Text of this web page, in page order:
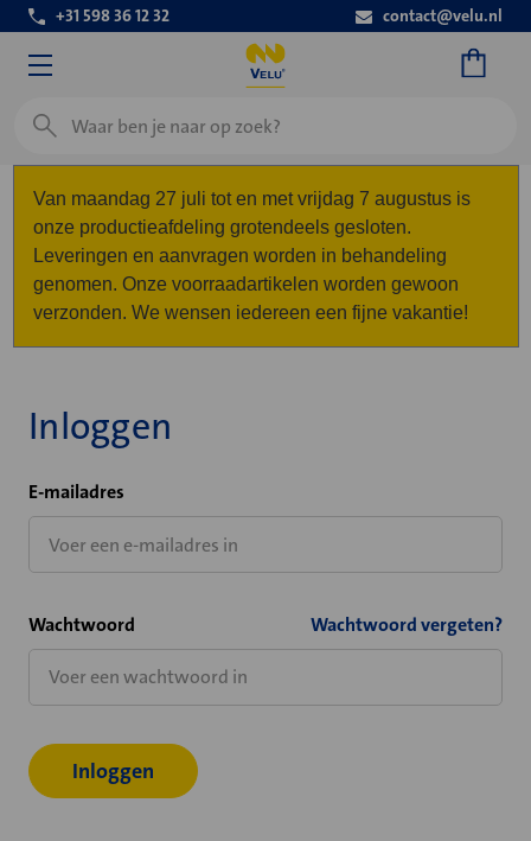
+31 598 36 12 32 contact@velu.nl
Zoeken
Van maandag 27 juli tot en met vrijdag 7 augustus is
onze productieafdeling grotendeels gesloten.
Leveringen en aanvragen worden in behandeling
genomen. Onze voorraadartikelen worden gewoon
verzonden. We wensen iedereen een fijne vakantie!
Inloggen
E-mailadres
Wachtwoord Wachtwoord vergeten?